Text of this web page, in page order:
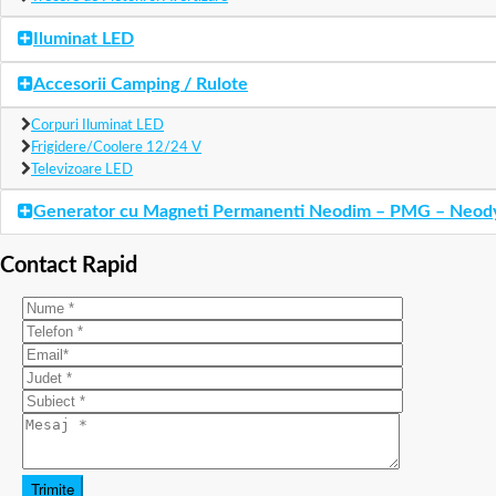
Iluminat LED
Accesorii Camping / Rulote
Corpuri Iluminat LED
Frigidere/Coolere 12/24 V
Televizoare LED
Generator cu Magneti Permanenti Neodim – PMG –
Contact Rapid